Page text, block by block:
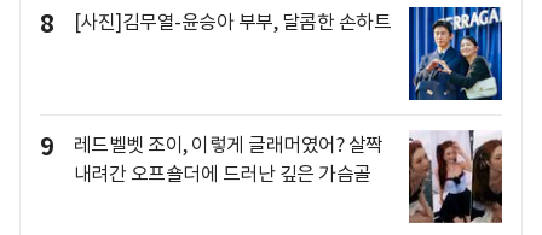
8 [사진]김무열-윤승아 부부, 달콤한 손하트
9
레드벨벳 조이, 이렇게 글래머였어? 살짝
내려간 오프숄더에 드러난 깊은 가슴골